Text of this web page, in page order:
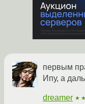
первым
Ипу, а
dreamer